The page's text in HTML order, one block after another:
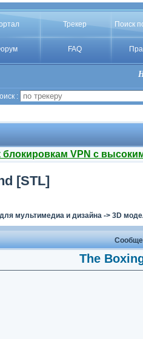
Трекер Поиск
FAQ
:
блокировкам VPN с
[STL]
мультимедиа и дизайна-> 3D
The